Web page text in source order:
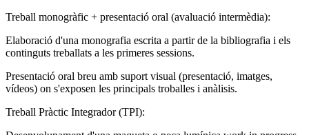
Treball monogràfic + presentació oral (avaluació intermèdia):
Elaboració d'una monografia escrita a partir de la bibliografia i els
continguts treballats a les primeres sessions.
Presentació oral breu amb suport visual (presentació, imatges,
vídeos) on s'exposen les principals troballes i anàlisis.
Treball Pràctic Integrador (TPI):